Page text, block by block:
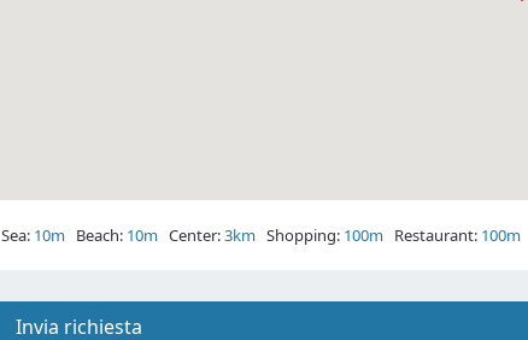
Sea: 10m Beach: 10m Center:3km Shopping: 100m Restaurant: 100m
Invia richiesta